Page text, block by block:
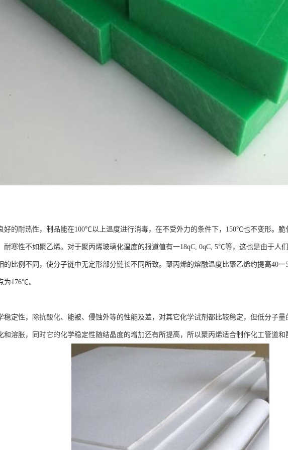
好的耐热性，制品能在100℃以上温度进行消毒，在不受外力的条件下，150℃也不变形。
耐寒性不如聚乙烯。对于聚丙烯玻璃化温度的报道值有一18qC, 0qC, 5℃等，这也是由于人
的比例不同，使分子链中无定形部分链长不同所致。聚丙烯的熔融温度比聚乙烯约提高40
为176℃。
稳定性，除抗酸化、能被、侵蚀外等的性能及差，对其它化学试剂都比较稳定，但低分子
和溶胀，同时它的化学稳定性随结晶度的增加还有所提高，所以聚丙烯适合制作化工管道和